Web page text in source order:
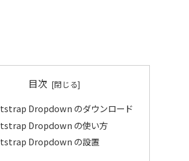
目次
Dropdown のダウンロード
Dropdown の使い方
Dropdown の設置